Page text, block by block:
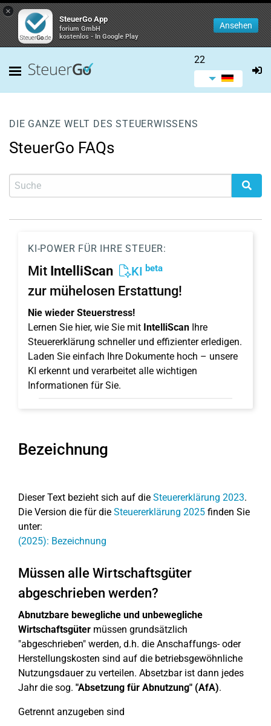
×
SteuerGo App
forium GmbH
kostenlos - In Google Play
Ansehen
22
DIE GANZE WELT DES STEUERWISSENS
SteuerGo FAQs
KI-POWER FÜR IHRE STEUER:
Mit IntelliScan KI beta
zur mühelosen Erstattung!
Nie wieder Steuerstress!
Lernen Sie hier, wie Sie mit IntelliScan Ihre
Steuererklärung schneller und effizienter erledigen.
Laden Sie einfach Ihre Dokumente hoch – unsere
KI erkennt und verarbeitet alle wichtigen
Informationen für Sie.
Bezeichnung
Dieser Text bezieht sich auf die Steuererklärung 2023.
Die Version die für die Steuererklärung 2025 finden Sie
unter:
(2025): Bezeichnung
Müssen alle Wirtschaftsgüter
abgeschrieben werden?
Abnutzbare bewegliche und unbewegliche
Wirtschaftsgüter müssen grundsätzlich
"abgeschrieben" werden, d.h. die Anschaffungs- oder
Herstellungskosten sind auf die betriebsgewöhnliche
Nutzungsdauer zu verteilen. Absetzbar ist dann jedes
Jahr die sog. "Absetzung für Abnutzung" (AfA).
Getrennt anzugeben sind